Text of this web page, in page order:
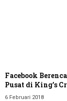
Facebook
Pusat di King’s
6 Februari 2018